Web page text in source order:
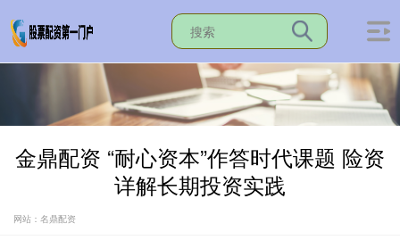
金鼎配资 “耐心资本”作答时代课题 险资
详解长期投资实践
网站：名鼎配资